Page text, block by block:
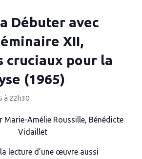
Débuter avec
XII,
cruciaux pour la
(1965)
à 22h30
Marie-Amélie Roussille, Bénédicte
Vidaillet
lecture d’une œuvre aussi